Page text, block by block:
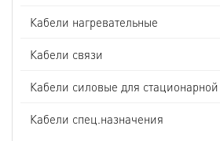
Кабели нагревательные
Кабели связи
Кабели силовые для
Кабели спец.назначения